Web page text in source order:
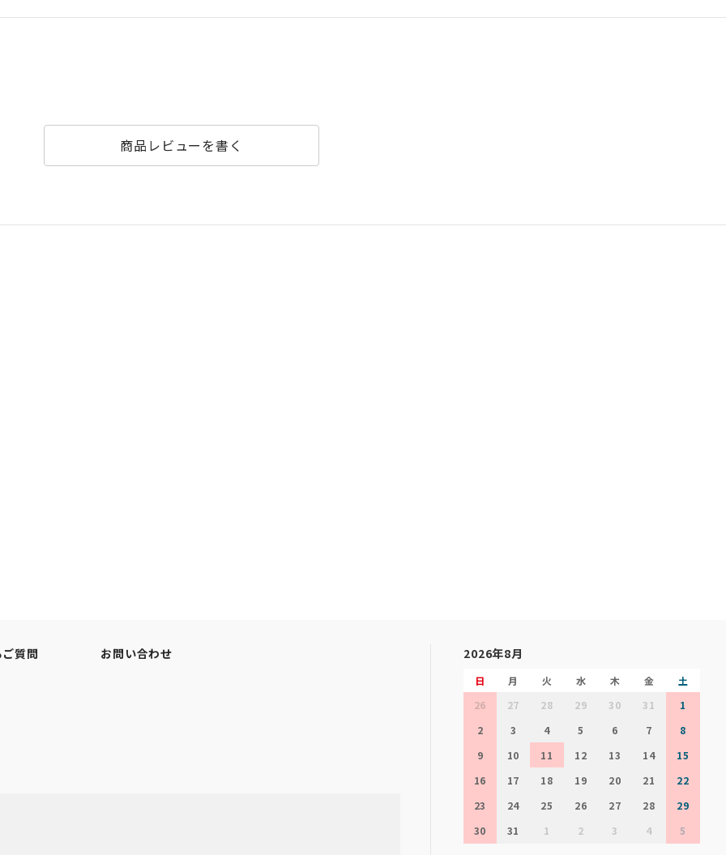
商品レビューを書く
質問 お問い合わせ 2026年8月
日 月 火 水 木 金
土
26
27 28 29 30 31
1
2
3 4 5 6 7
8
9
10 11 12 13 14
15
16
17 18 19 20 21
22
23
24 25 26 27 28
29
30
31 1 2 3 4 5